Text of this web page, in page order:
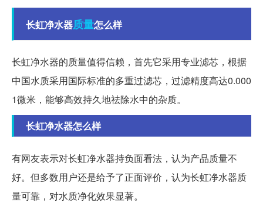
长虹净水器质量怎么样
长虹净水器的质量值得信赖，首先它采用专业滤芯，根据
中国水质采用国际标准的多重过滤芯，过滤精度高达0.000
1微米，能够高效持久地祛除水中的杂质。
长虹净水器怎么样
有网友表示对长虹净水器持负面看法，认为产品质量不
好。但多数用户还是给予了正面评价，认为长虹净水器质
量可靠，对水质净化效果显著。